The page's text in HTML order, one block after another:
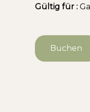
Gültigfür :
Buchen